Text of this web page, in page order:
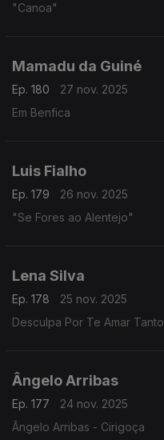
"Canoa"
Mamadu da Guiné
Ep. 180
27 nov. 2025
Em Benfica
Luis Fialho
Ep. 179
26 nov. 2025
"Se Fores ao Alentejo"
Lena Silva
Ep. 178
25 nov. 2025
Desculpa Por Te Amar Tanto
Ângelo Arribas
Ep. 177
24 nov. 2025
Ângelo Arribas - Cirigoça